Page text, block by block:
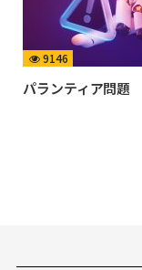
9146
パランティア問題